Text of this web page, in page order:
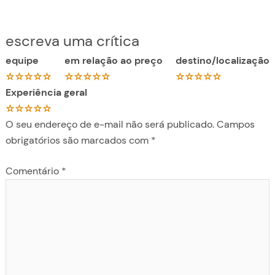
escreva uma crítica
equipe em relação ao preço destino/localização
Experiência geral
O seu endereço de e-mail não será publicado. Campos
obrigatórios são marcados com *
Comentário *